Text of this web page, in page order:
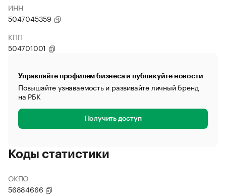
ИНН
5047045359
КПП
504701001
Управляйте профилем бизнеса и публикуйте новости
Повышайте узнаваемость и развивайте личный бренд
на РБК
Получить доступ
Коды статистики
ОКПО
56884666